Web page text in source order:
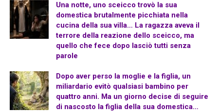
Una notte, uno sceicco trovò la sua
domestica brutalmente picchiata nella
cucina della sua villa… La ragazza aveva il
terrore della reazione dello sceicco, ma
quello che fece dopo lasciò tutti senza
parole
Dopo aver perso la moglie e la figlia, un
miliardario evitò qualsiasi bambino per
quattro anni. Ma un giorno decise di seguire
di nascosto la figlia della sua domestica…